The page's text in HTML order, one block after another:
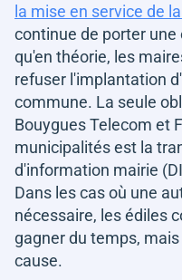
la mise en service de
continue de porter une
qu'en théorie, les
refuser l'implantation
commune. La seule
Bouygues Telecom et
municipalités est la
d'information mairie
Dans les cas où une
nécessaire, les édiles
gagner du temps,
cause.